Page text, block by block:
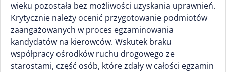
wieku pozostała bez możliwości uzyskania uprawnień.
Krytycznie należy ocenić przygotowanie podmiotów
zaangażowanych w proces egzaminowania
kandydatów na kierowców. Wskutek braku
współpracy ośrodków ruchu drogowego ze
starostami, część osób, które zdały w całości egzamin